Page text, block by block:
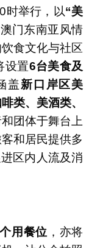
时举行，以“美
澳门东南亚风情
食文化与社区
设置6台美食及
盖新口岸区美
类、美酒类、
团体于舞台上
和居民提供多
区内人流及消
个用餐位 ，亦将